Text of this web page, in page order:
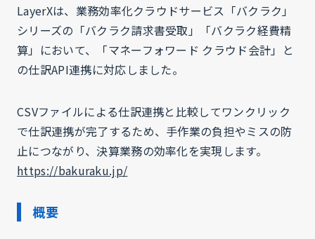
LayerXは、業務効率化クラウドサービス「バクラク」
シリーズの「バクラク請求書受取」「バクラク経費精
算」において、「マネーフォワード クラウド会計」と
の仕訳API連携に対応しました。
CSVファイルによる仕訳連携と比較してワンクリック
で仕訳連携が完了するため、手作業の負担やミスの防
止につながり、決算業務の効率化を実現します。
https://bakuraku.jp/
概要